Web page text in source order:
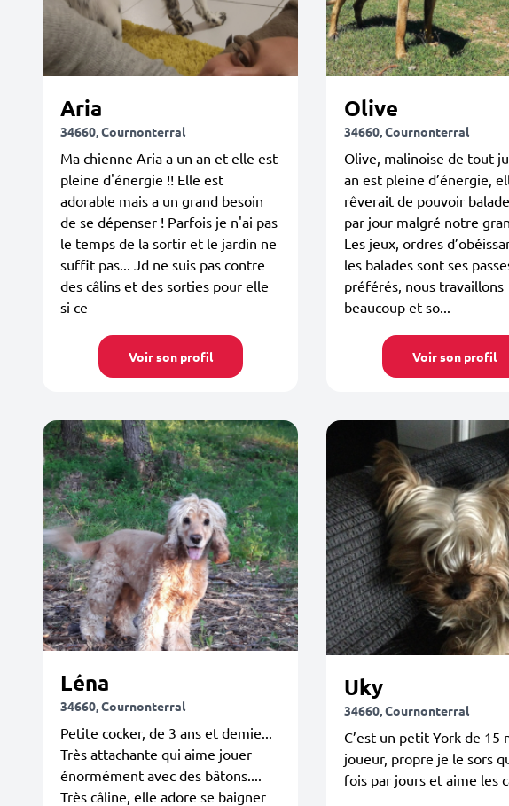
Aria
34660, Cournonterral
Ma chienne Aria a un an et elle est
pleine d'énergie !! Elle est
adorable mais a un grand besoin
de se dépenser ! Parfois je n'ai pas
le temps de la sortir et le jardin ne
suffit pas... Jd ne suis pas contre
des câlins et des sorties pour elle
si ce
Voir son profil
Olive
34660, Cournonterral
Olive, malinoise de tout
an est pleine d’énergie,
rêverait de pouvoir
par jour malgré notre
Les jeux, ordres
les balades sont ses
préférés, nous travaillons
beaucoup et so...
Voir son profil
Léna
34660, Cournonterral
Petite cocker, de 3 ans et demie...
Très attachante qui aime jouer
énormément avec des bâtons....
Très câline, elle adore se baigner
Uky
34660, Cournonterral
C’est un petit York de 15
joueur, propre je le sors
fois par jours et aime les